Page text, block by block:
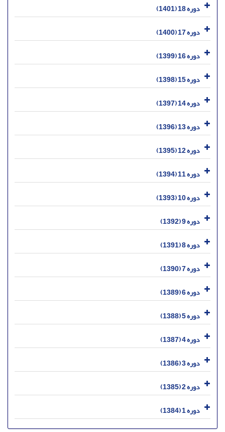
دوره 18 (1401)
دوره 17 (1400)
دوره 16 (1399)
دوره 15 (1398)
دوره 14 (1397)
دوره 13 (1396)
دوره 12 (1395)
دوره 11 (1394)
دوره 10 (1393)
دوره 9 (1392)
دوره 8 (1391)
دوره 7 (1390)
دوره 6 (1389)
دوره 5 (1388)
دوره 4 (1387)
دوره 3 (1386)
دوره 2 (1385)
دوره 1 (1384)